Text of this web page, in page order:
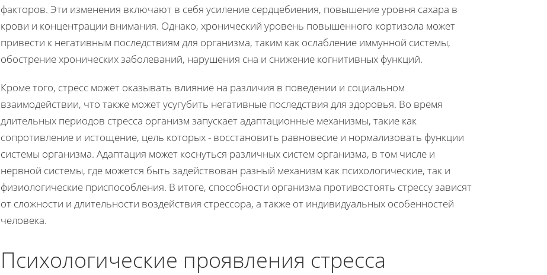
факторов. Эти изменения включают в себя усиление сердцебиения, повышение уровня сахара в
крови и концентрации внимания. Однако, хронический уровень повышенного кортизола может
привести к негативным последствиям для организма, таким как ослабление иммунной системы,
обострение хронических заболеваний, нарушения сна и снижение когнитивных функций.
Кроме того, стресс может оказывать влияние на различия в поведении и социальном
взаимодействии, что также может усугубить негативные последствия для здоровья. Во время
длительных периодов стресса организм запускает адаптационные механизмы, такие как
сопротивление и истощение, цель которых - восстановить равновесие и нормализовать функции
системы организма. Адаптация может коснуться различных систем организма, в том числе и
нервной системы, где можется быть задействован разный механизм как психологические, так и
физиологические приспособления. В итоге, способности организма противостоять стрессу зависят
от сложности и длительности воздействия стрессора, а также от индивидуальных особенностей
человека.
Психологические проявления стресса